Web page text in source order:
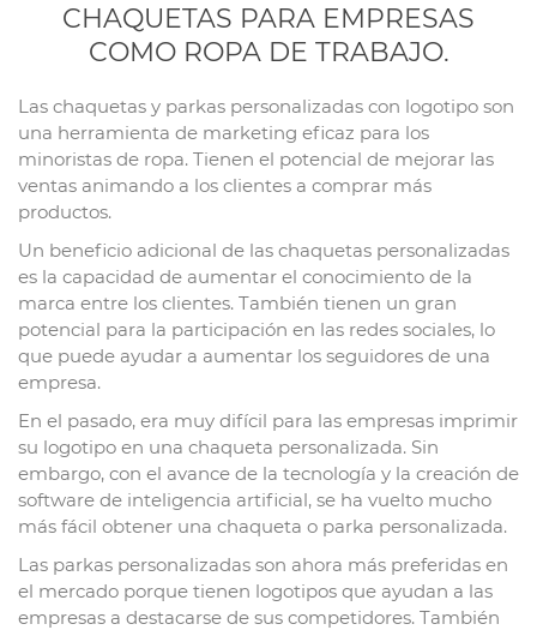
CHAQUETAS PARA EMPRESAS
COMO ROPA DE TRABAJO.
Las chaquetas y parkas personalizadas con logotipo son
una herramienta de marketing eficaz para los
minoristas de ropa. Tienen el potencial de mejorar las
ventas animando a los clientes a comprar más
productos.
Un beneficio adicional de las chaquetas personalizadas
es la capacidad de aumentar el conocimiento de la
marca entre los clientes. También tienen un gran
potencial para la participación en las redes sociales, lo
que puede ayudar a aumentar los seguidores de una
empresa.
En el pasado, era muy difícil para las empresas imprimir
su logotipo en una chaqueta personalizada. Sin
embargo, con el avance de la tecnología y la creación de
software de inteligencia artificial, se ha vuelto mucho
más fácil obtener una chaqueta o parka personalizada.
Las parkas personalizadas son ahora más preferidas en
el mercado porque tienen logotipos que ayudan a las
empresas a destacarse de sus competidores. También